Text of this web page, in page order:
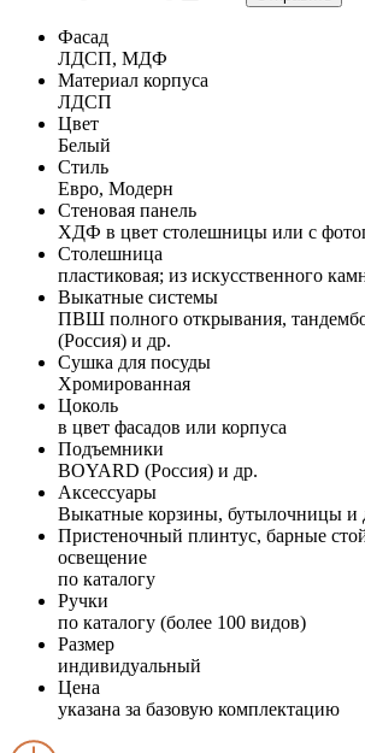
Фасад
ЛДСП, МДФ
Материал корпуса
ЛДСП
Цвет
Белый
Стиль
Евро, Модерн
Стеновая панель
ХДФ в цвет столешницы или с
Столешница
пластиковая; из искусственного
Выкатные системы
ПВШ полного открывания,
(Россия) и др.
Сушка для посуды
Хромированная
Цоколь
в цвет фасадов или корпуса
Подъемники
BOYARD (Россия) и др.
Аксессуары
Выкатные корзины, бутылочницы и
Пристеночный плинтус, барные
освещение
по каталогу
Ручки
по каталогу (более 100 видов)
Размер
индивидуальный
Цена
указана за базовую комплектацию